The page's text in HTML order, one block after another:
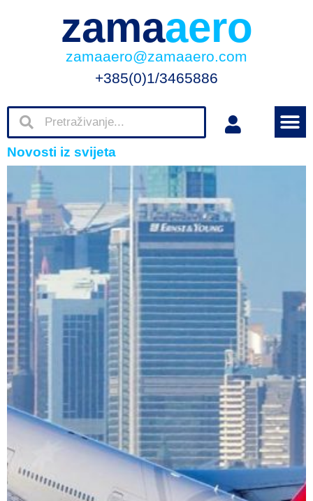
zamaaero
zamaaero@zamaaero.com
+385(0)1/3465886
Novosti iz svijeta